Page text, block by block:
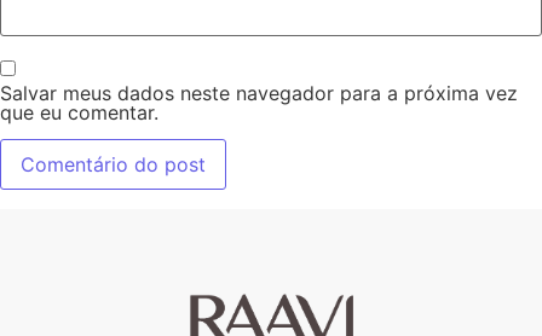
Salvar meus dados neste navegador para a próxima vez
que eu comentar.